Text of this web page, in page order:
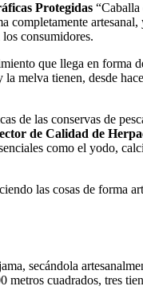
Protegidas
completamente
consumidores.
que llega en forma
melva tienen, desde
de las conservas de
de Calidad de
como el yodo,
las cosas de forma
secándola
cuadrados, tres